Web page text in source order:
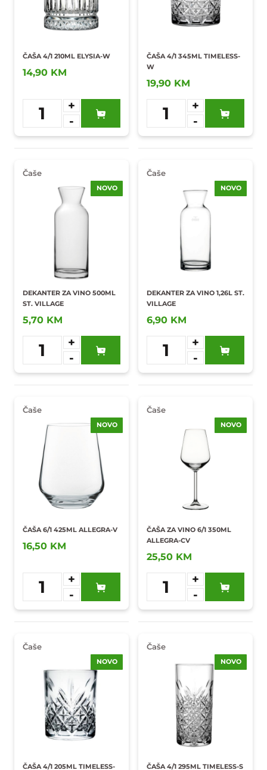
ČAŠA 4/1 210ML ELYSIA-W
14,90 KM
1
+
-
Dodaj u
omiljene
ČAŠA 4/1 345ML TIMELESS-
W
19,90 KM
1
+
-
Dodaj u
omiljene
Čaše
NOVO
DEKANTER ZA VINO 500ML
ST. VILLAGE
5,70 KM
1
+
-
Dodaj u
omiljene
Čaše
NOVO
DEKANTER ZA VINO 1,26L ST.
VILLAGE
6,90 KM
1
+
-
Dodaj u
omiljene
Čaše
NOVO
ČAŠA 6/1 425ML ALLEGRA-V
16,50 KM
1
+
-
Dodaj u
omiljene
Čaše
NOVO
ČAŠA ZA VINO 6/1 350ML
ALLEGRA-CV
25,50 KM
1
+
-
Dodaj u
omiljene
Čaše
NOVO
ČAŠA 4/1 205ML TIMELESS-
Čaše
NOVO
ČAŠA 4/1 295ML TIMELESS-S